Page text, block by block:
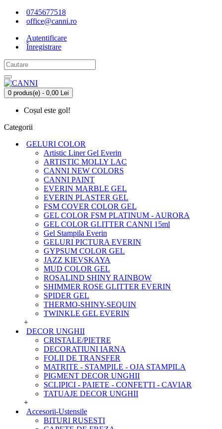
0745677518
office@canni.ro
Autentificare
Înregistrare
0 produs(e) - 0,00 Lei
Coșul este gol!
Categorii
GELURI COLOR
Artistic Liner Gel Everin
ARTISTIC MOLLY LAC
CANNI NEW COLORS
CANNI PAINT
EVERIN MARBLE GEL
EVERIN PLASTER GEL
FSM COVER COLOR GEL
GEL COLOR FSM PLATINUM - AURORA
GEL COLOR GLITTER CANNI 15ml
Gel Stampila Everin
GELURI PICTURA EVERIN
GYPSUM COLOR GEL
JAZZ KIEVSKAYA
MUD COLOR GEL
ROSALIND SHINY RAINBOW
SHIMMER ROSE GLITTER EVERIN
SPIDER GEL
THERMO-SHINY-SEQUIN
TWINKLE GEL EVERIN
+
DECOR UNGHII
CRISTALE/PIETRE
DECORATIUNI IARNA
FOLII DE TRANSFER
MATRITE - STAMPILE - OJA STAMPILA
PIGMENT DECOR UNGHII
SCLIPICI - PAIETE - CONFETTI - CAVIAR
TATUAJE DECOR UNGHII
+
Accesorii-Ustensile
BITURI RUSESTI